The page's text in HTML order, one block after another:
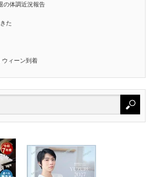
の体調近況報告
た
ィーン到着